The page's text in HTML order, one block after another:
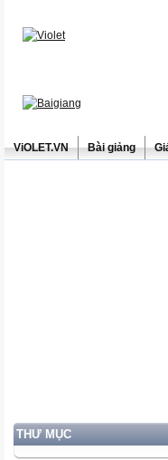
ViOLET.VN Bài giảng
THƯ MỤC